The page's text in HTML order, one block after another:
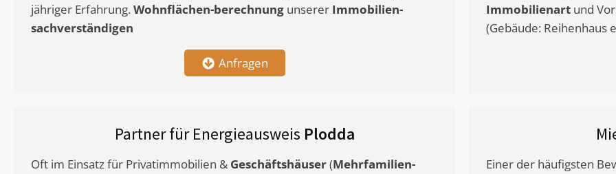
jähriger Erfahrung. Wohnflächen-berechnung unserer Immobilien-
sachverständigen
Anfragen
Immobilienart und
(Gebäude: Reihenhaus
Partner für Energieausweis Plodda
Oft im Einsatz für Privatimmobilien & Geschäftshäuser(Mehrfamilien-
Einer der häufigsten